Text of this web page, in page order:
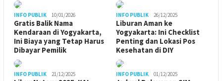
INFO PUBLIK 10/01/2026
Gratis Balik Nama
Kendaraan di Yogyakarta,
Ini Biaya yang Tetap Harus
Dibayar Pemilik
INFO PUBLIK 26/12/2025
Liburan Aman ke
Yogyakarta: Ini Checklist
Penting dan Lokasi Pos
Kesehatan di DIY
INFO PUBLIK 21/12/2025 INFO PUBLIK 01/12/2025